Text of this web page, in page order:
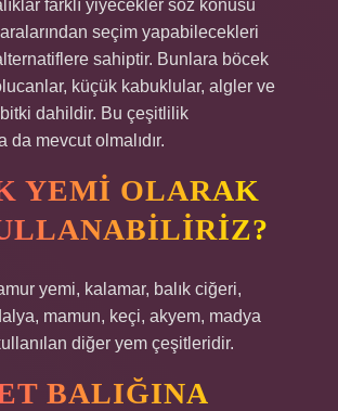
farklı yiyecekler söz konusu
seçim yapabilecekleri
sahiptir. Bunlara böcek
küçük kabuklular, algler ve
dahildir. Bu çeşitlilik
da mevcut olmalıdır.
YEMI OLARAK
yemi, kalamar, balık ciğeri,
mamun, keçi, akyem, madya
diğer yem çeşitleridir.
BALIĞINA